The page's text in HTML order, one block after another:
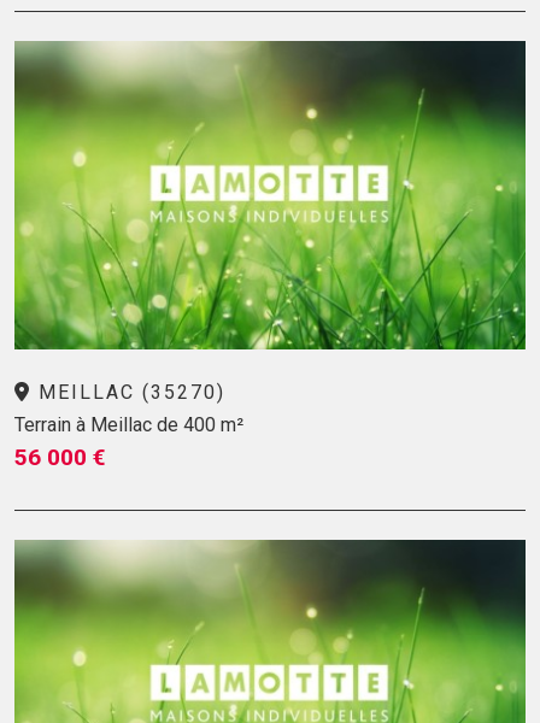
MEILLAC (35270)
Terrain à Meillac de 400 m²
56 000 €